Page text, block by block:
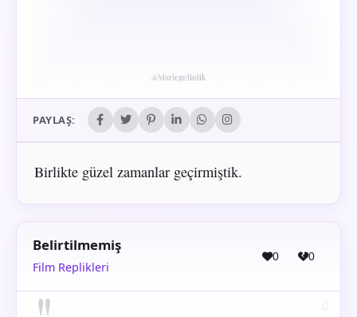
PAYLAŞ:
Birlikte güzel zamanlar geçirmiştik.
Belirtilmemiş
Film Replikleri
0 0